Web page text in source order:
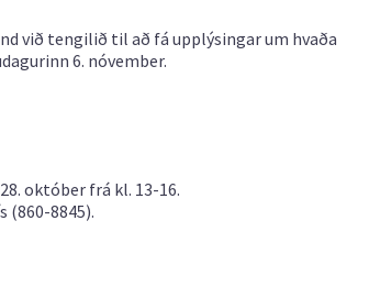
við tengilið til að fá upplýsingar um hvaða
6. nóvember.
október frá kl. 13-16.
(860-8845).